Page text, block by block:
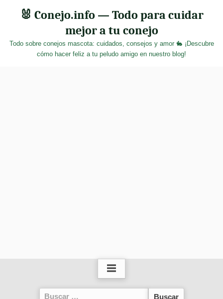
🐰 Conejo.info — Todo para cuidar
mejor a tu conejo
Todo sobre conejos mascota: cuidados, consejos y amor 🐇 ¡Descubre
cómo hacer feliz a tu peludo amigo en nuestro blog!
Buscar: